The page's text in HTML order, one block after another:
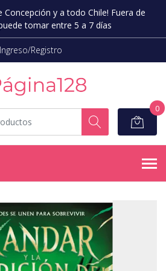
Concepción y a todo Chile! Fuera de
tomar entre 5 a 7 días
Ingreso/Registro
0